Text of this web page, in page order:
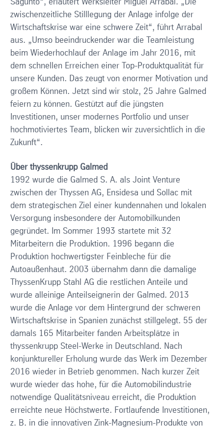
Sagunto“, erläutert Werksleiter Miguel Arrabal. „Die
zwischenzeitliche Stilllegung der Anlage infolge der
Wirtschaftskrise war eine schwere Zeit“, führt Arrabal
aus. „Umso beeindruckender war die Teamleistung
beim Wiederhochlauf der Anlage im Jahr 2016, mit
dem schnellen Erreichen einer Top-Produktqualität für
unsere Kunden. Das zeugt von enormer Motivation und
großem Können. Jetzt sind wir stolz, 25 Jahre Galmed
feiern zu können. Gestützt auf die jüngsten
Investitionen, unser modernes Portfolio und unser
hochmotiviertes Team, blicken wir zuversichtlich in die
Zukunft“.
Über thyssenkrupp Galmed
1992 wurde die Galmed S. A. als Joint Venture
zwischen der Thyssen AG, Ensidesa und Sollac mit
dem strategischen Ziel einer kundennahen und lokalen
Versorgung insbesondere der Automobilkunden
gegründet. Im Sommer 1993 startete mit 32
Mitarbeitern die Produktion. 1996 begann die
Produktion hochwertigster Feinbleche für die
Autoaußenhaut. 2003 übernahm dann die damalige
ThyssenKrupp Stahl AG die restlichen Anteile und
wurde alleinige Anteilseignerin der Galmed. 2013
wurde die Anlage vor dem Hintergrund der schweren
Wirtschaftskrise in Spanien zunächst stillgelegt. 55 der
damals 165 Mitarbeiter fanden Arbeitsplätze in
thyssenkrupp Steel-Werke in Deutschland. Nach
konjunktureller Erholung wurde das Werk im Dezember
2016 wieder in Betrieb genommen. Nach kurzer Zeit
wurde wieder das hohe, für die Automobilindustrie
notwendige Qualitätsniveau erreicht, die Produktion
erreichte neue Höchstwerte. Fortlaufende Investitionen,
z. B. in die innovativen Zink-Magnesium-Produkte von